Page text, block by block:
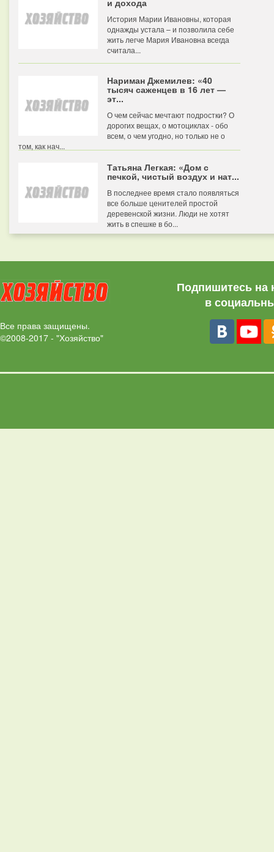
и дохода
История Марии Ивановны, которая
однажды устала – и позволила себе
жить легче Мария Ивановна всегда
считала...
Нариман Джемилев: «40
тысяч саженцев в 16 лет —
эт...
О чем сейчас мечтают подростки? О
дорогих вещах, о мотоциклах - обо
всем, о чем угодно, но только не о
том, как нач...
Татьяна Легкая: «Дом с
печкой, чистый воздух и нат...
В последнее время стало появляться
все больше ценителей простой
деревенской жизни. Люди не хотят
жить в спешке в бо...
Все права защищены.
©2008-2017 - "Хозяйство"
Подпишитесь на
в